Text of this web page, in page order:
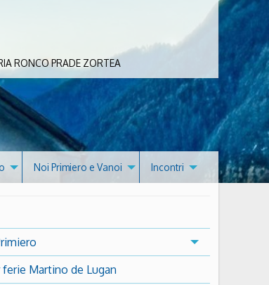
RONCO PRADE ZORTEA
Noi Primiero e Vanoi Incontri
ferie Martino de Lugan